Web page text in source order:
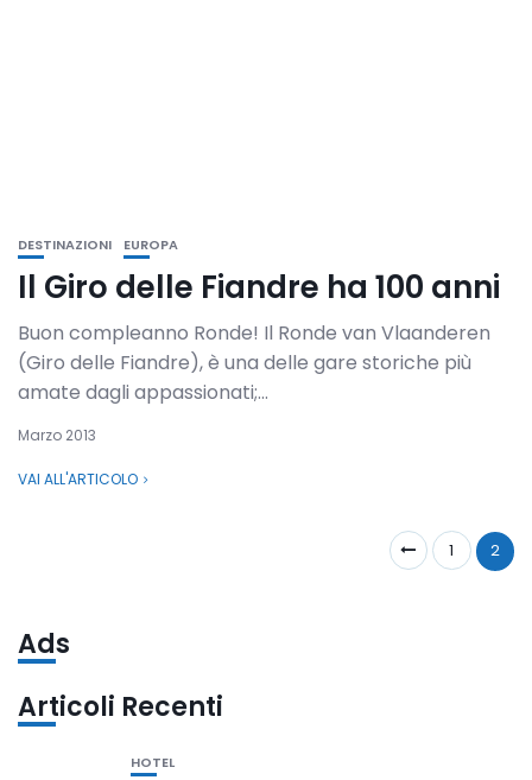
DESTINAZIONI EUROPA
Il Giro delle Fiandre ha 100 anni
Buon compleanno Ronde! Il Ronde van Vlaanderen
(Giro delle Fiandre), è una delle gare storiche più
amate dagli appassionati;...
Marzo 2013
VAI ALL'ARTICOLO
1 2
Ads
Articoli Recenti
HOTEL